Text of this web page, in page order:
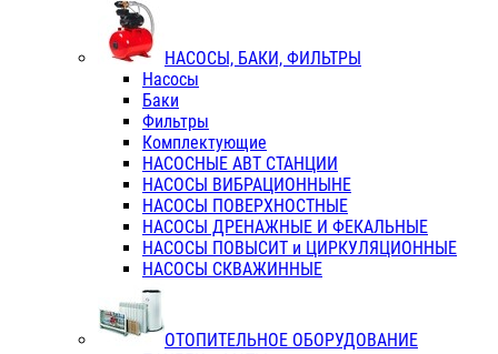
НАСОСЫ, БАКИ, ФИЛЬТРЫ
Насосы
Баки
Фильтры
Комплектующие
НАСОСНЫЕ АВТ СТАНЦИИ
НАСОСЫ ВИБРАЦИОННЫНЕ
НАСОСЫ ПОВЕРХНОСТНЫЕ
НАСОСЫ ДРЕНАЖНЫЕ И ФЕКАЛЬНЫЕ
НАСОСЫ ПОВЫСИТ и ЦИРКУЛЯЦИОННЫЕ
НАСОСЫ СКВАЖИННЫЕ
ОТОПИТЕЛЬНОЕ ОБОРУДОВАНИЕ